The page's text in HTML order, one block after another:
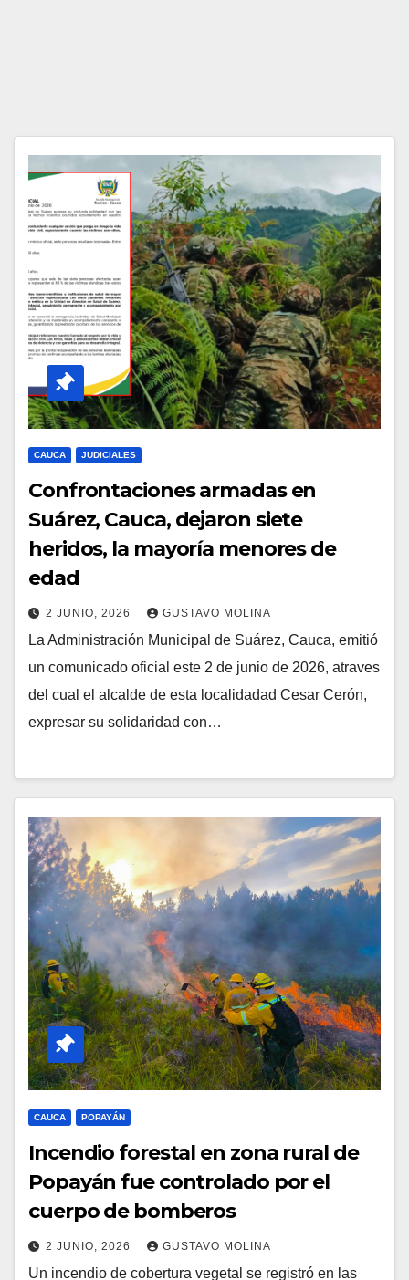
CAUCA JUDICIALES
Confrontaciones armadas en
Suárez, Cauca, dejaron siete
heridos, la mayoría menores de
edad
2 JUNIO, 2026 GUSTAVO MOLINA
La Administración Municipal de Suárez, Cauca, emitió
un comunicado oficial este 2 de junio de 2026, atraves
del cual el alcalde de esta localidadad Cesar Cerón,
expresar su solidaridad con…
CAUCA POPAYÁN
Incendio forestal en zona rural de
Popayán fue controlado por el
cuerpo de bomberos
2 JUNIO, 2026 GUSTAVO MOLINA
Un incendio de cobertura vegetal se registró en las